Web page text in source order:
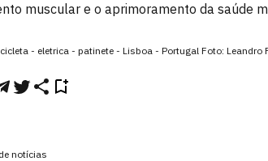
muscular e o aprimoramento da saúde
- eletrica - patinete - Lisboa - Portugal Foto:
notícias